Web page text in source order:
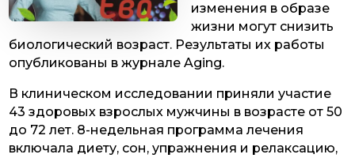
изменения в образе
жизни могут снизить
биологический возраст. Результаты их работы
опубликованы в журнале Aging.
В клиническом исследовании приняли участие
43 здоровых взрослых мужчины в возрасте от 50
до 72 лет. 8-недельная программа лечения
включала диету, сон, упражнения и релаксацию,